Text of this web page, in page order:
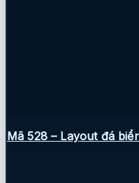
Mã 528 – Layout đá